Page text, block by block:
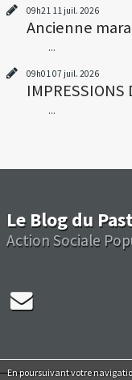
En poursuivant votre
09h21 11 juil. 2026
Ancienne
...
09h01 07 juil. 2026
IMPRESSIONS
...
Le Blog du
Action Sociale